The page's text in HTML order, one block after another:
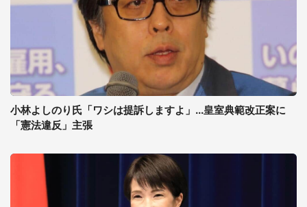
小林よしのり氏「ワシは提訴しますよ」...皇室典範改正案に
「憲法違反」主張